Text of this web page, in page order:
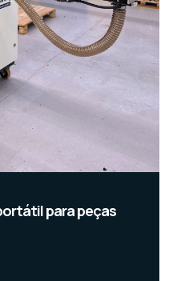
para peças